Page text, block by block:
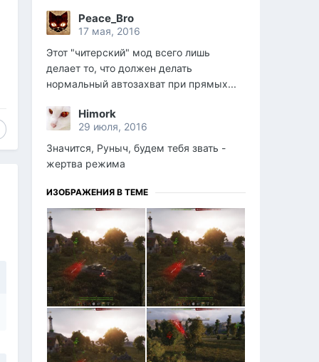
Peace_Bro
17 мая, 2016
Этот "читерский" мод всего лишь
делает то, что должен делать
нормальный автозахват при прямых...
Himork
29 июля, 2016
Значится, Руныч, будем тебя звать -
жертва режима
ИЗОБРАЖЕНИЯ В ТЕМЕ